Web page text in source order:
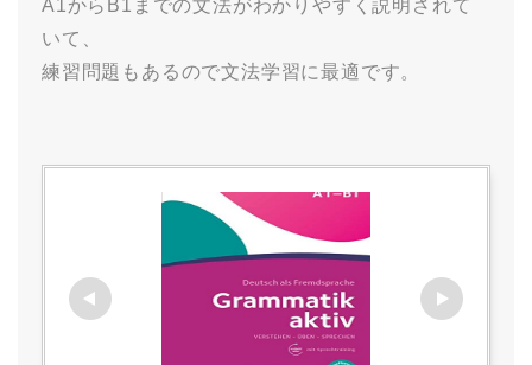
A1からB1までの文法がわかりやすく説明されて
いて、
練習問題もあるので文法学習に最適です。